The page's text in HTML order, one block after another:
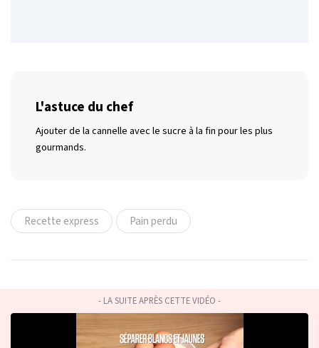
L'astuce du chef
Ajouter de la cannelle avec le sucre à la fin pour les plus
gourmands.
Recette express Pain perdu
- LA SUITE APRÈS CETTE VIDÉO -